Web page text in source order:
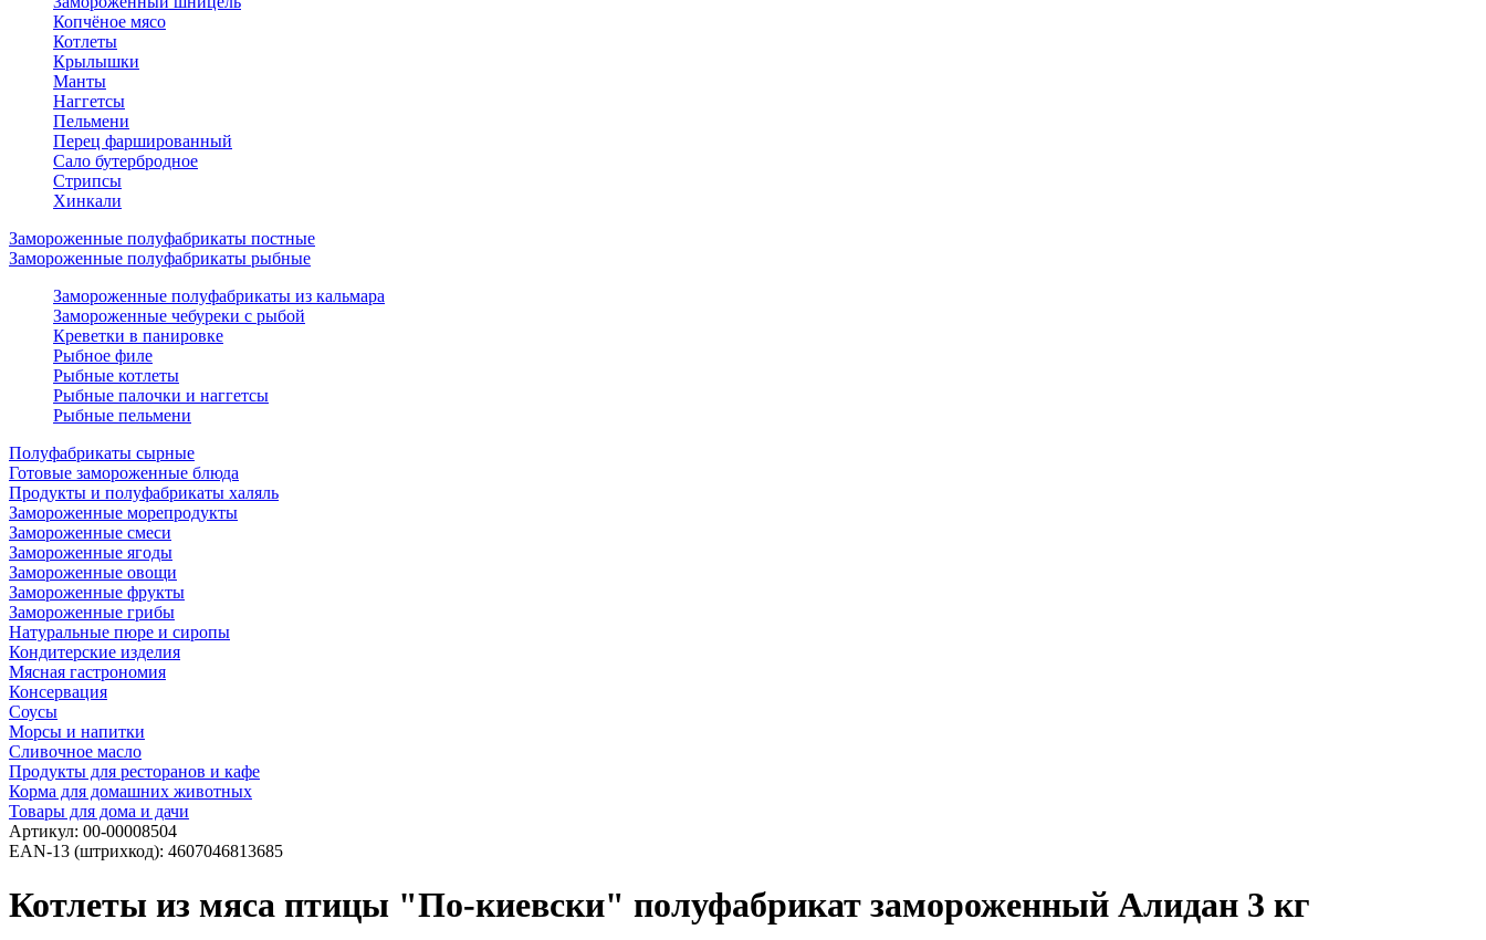
Копчёное мясо
Котлеты
Крылышки
Манты
Наггетсы
Пельмени
Перец фаршированный
Сало бутербродное
Стрипсы
Хинкали
Замороженные полуфабрикаты постные
Замороженные полуфабрикаты рыбные
Замороженные полуфабрикаты из кальмара
Замороженные чебуреки с рыбой
Креветки в панировке
Рыбное филе
Рыбные котлеты
Рыбные палочки и наггетсы
Рыбные пельмени
Полуфабрикаты сырные
Готовые замороженные блюда
Продукты и полуфабрикаты халяль
Замороженные морепродукты
Замороженные смеси
Замороженные ягоды
Замороженные овощи
Замороженные фрукты
Замороженные грибы
Натуральные пюре и сиропы
Кондитерские изделия
Мясная гастрономия
Консервация
Соусы
Морсы и напитки
Сливочное масло
Продукты для ресторанов и кафе
Корма для домашних животных
Товары для дома и дачи
Артикул: 00-00008504
EAN-13 (штрихкод): 4607046813685
Котлеты из мяса птицы "По-киевски" полуфабрикат замороженный Алидан 3 кг